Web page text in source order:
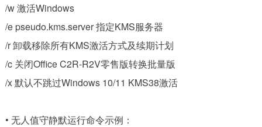
/w 激活Windows
/e pseudo.kms.server 指定KMS服务器
/r 卸载移除所有KMS激活方式及续期计划
/c 关闭Office C2R-R2V零售版转换批量版
/x 默认不跳过Windows 10/11 KMS38激活
• 无人值守静默运行命令示例：